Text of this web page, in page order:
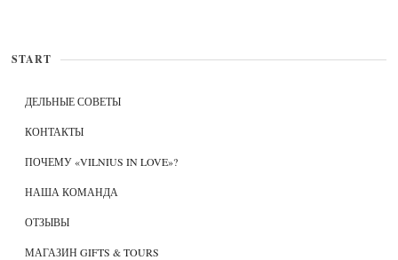
START
ДЕЛЬНЫЕ СОВЕТЫ
КОНТАКТЫ
ПОЧЕМУ «VILNIUS IN LOVE»?
НАША КОМАНДА
ОТЗЫВЫ
МАГАЗИН GIFTS & TOURS